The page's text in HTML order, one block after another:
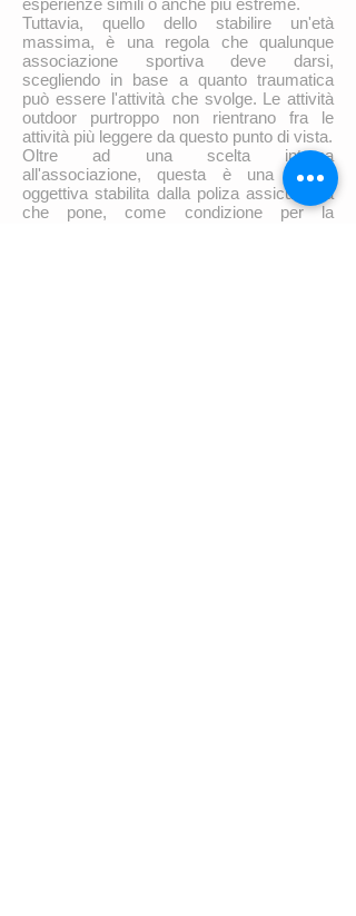
esperienze simili o anche più estreme.
Tuttavia, quello dello stabilire un'età
massima, è una regola che qualunque
associazione sportiva deve darsi,
scegliendo in base a quanto traumatica
può essere l'attività che svolge. Le attività
outdoor purtroppo non rientrano fra le
attività più leggere da questo punto di vista.
Oltre ad una scelta interna
all'associazione, questa è una regola
oggettiva stabilita dalla poliza assicurativa
che pone, come condizione per la